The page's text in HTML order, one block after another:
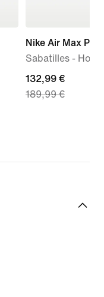
Nike Air Max Plus
Sabatilles - Home
current
price
189,99 €
132,99 €
189,99 €